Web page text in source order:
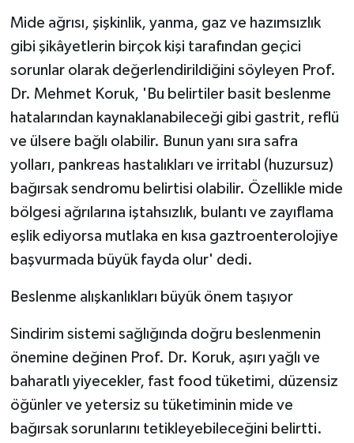
Mide ağrısı, şişkinlik, yanma, gaz ve hazımsızlık
gibi şikâyetlerin birçok kişi tarafından geçici
sorunlar olarak değerlendirildiğini söyleyen Prof.
Dr. Mehmet Koruk, 'Bu belirtiler basit beslenme
hatalarından kaynaklanabileceği gibi gastrit, reflü
ve ülsere bağlı olabilir. Bunun yanı sıra safra
yolları, pankreas hastalıkları ve irritabl (huzursuz)
bağırsak sendromu belirtisi olabilir. Özellikle mide
bölgesi ağrılarına iştahsızlık, bulantı ve zayıflama
eşlik ediyorsa mutlaka en kısa gaztroenterolojiye
başvurmada büyük fayda olur' dedi.
Beslenme alışkanlıkları büyük önem taşıyor
Sindirim sistemi sağlığında doğru beslenmenin
önemine değinen Prof. Dr. Koruk, aşırı yağlı ve
baharatlı yiyecekler, fast food tüketimi, düzensiz
öğünler ve yetersiz su tüketiminin mide ve
bağırsak sorunlarını tetikleyebileceğini belirtti.
Otomobil
POLİTİKA
Sağlık
SİYASET
SPOR HABERLERİ
TEKNOLOJİ
YAŞAM
Yerel Haberler